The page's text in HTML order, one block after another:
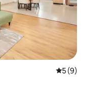
Note
5 (9)